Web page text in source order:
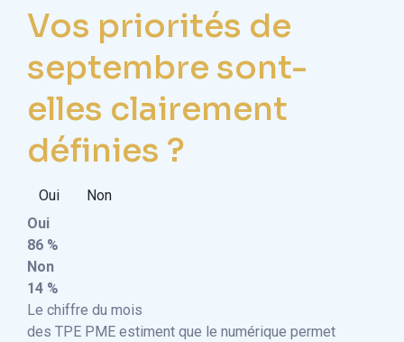
Vos priorités de
septembre sont-
elles clairement
définies ?
Oui
Non
Oui
86 %
Non
14 %
Le chiffre du mois
des TPE PME estiment que le numérique permet